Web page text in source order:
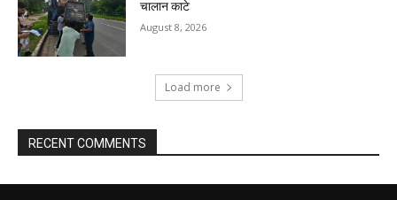
चालान काटे
August 8, 2026
Load more
RECENT COMMENTS